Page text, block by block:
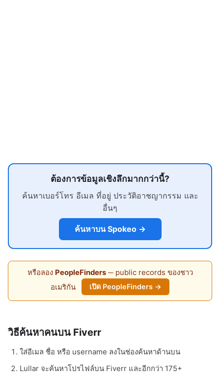
ต้องการข้อมูลเชิงลึกมากกว่านี้?
ค้นหาเบอร์โทร อีเมล ที่อยู่ ประวัติอาชญากรรม และ
อื่นๆ
ค้นหาบน Spokeo →
หรือลอง PeopleFinders─ public records ของชาว
อเมริกัน
เปิด PeopleFinders →
วิธีค้นหาคนบน Fiverr
ใส่อีเมล ชื่อ หรือ username ลงในช่องค้นหาด้านบน
Lullar จะค้นหาโปรไฟล์บน Fiverr และอีกกว่า 175+